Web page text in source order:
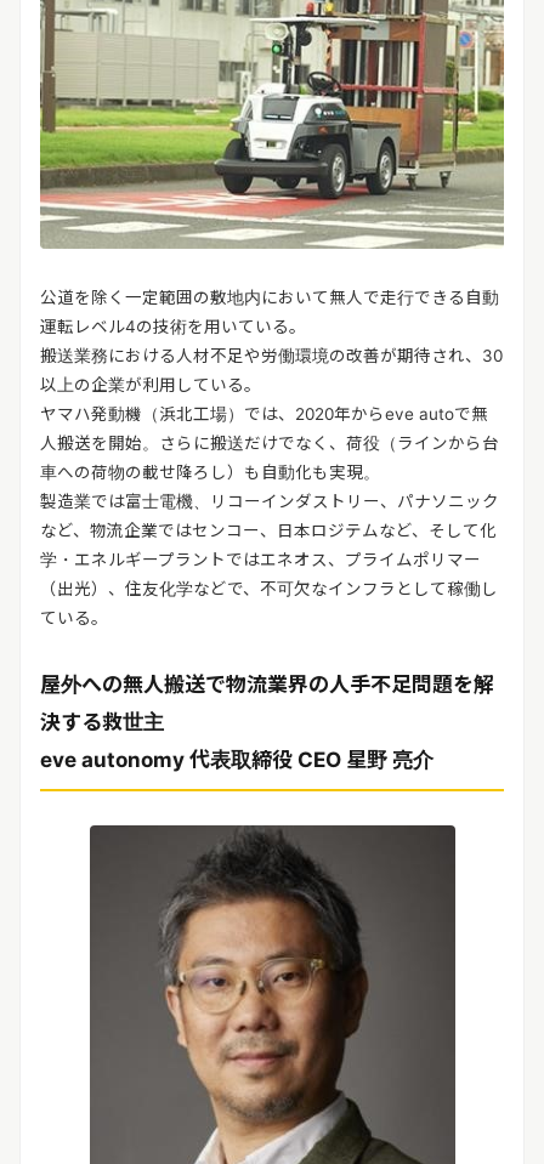
公道を除く一定範囲の敷地内において無人で走行できる自動
運転レベル4の技術を用いている。
搬送業務における人材不足や労働環境の改善が期待され、30
以上の企業が利用している。
ヤマハ発動機（浜北工場）では、2020年からeve autoで無
人搬送を開始。さらに搬送だけでなく、荷役（ラインから台
車への荷物の載せ降ろし）も自動化も実現。
製造業では富士電機、リコーインダストリー、パナソニック
など、物流企業ではセンコー、日本ロジテムなど、そして化
学・エネルギープラントではエネオス、プライムポリマー
（出光）、住友化学などで、不可欠なインフラとして稼働し
ている。
屋外への無人搬送で物流業界の人手不足問題を解
決する救世主
eve autonomy 代表取締役 CEO 星野 亮介